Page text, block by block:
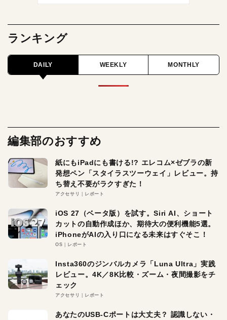
ランキング
DAILY WEEKLY MONTHLY
編集部のおすすめ
紙にもiPadにも書ける!? エレコム×ゼブラの新
発想ペン「スタイラスツーウェイ」レビュー。持
ち替え不要がラクすぎた！
アクセサリ レポート
iOS 27（ベータ版）を試す。Siri AI、ショート
カットの自動作成ほか、期待大の便利機能5選。
iPhoneがAIの入り口になる未来はすぐそこ！
OS レポート
Insta360のジンバルカメラ「Luna Ultra」実践
レビュー。4K／8K比較・ズーム・夜間撮影をチ
ェック
アクセサリ レポート
あなたのUSB-Cポートは大丈夫？ 認識しない・